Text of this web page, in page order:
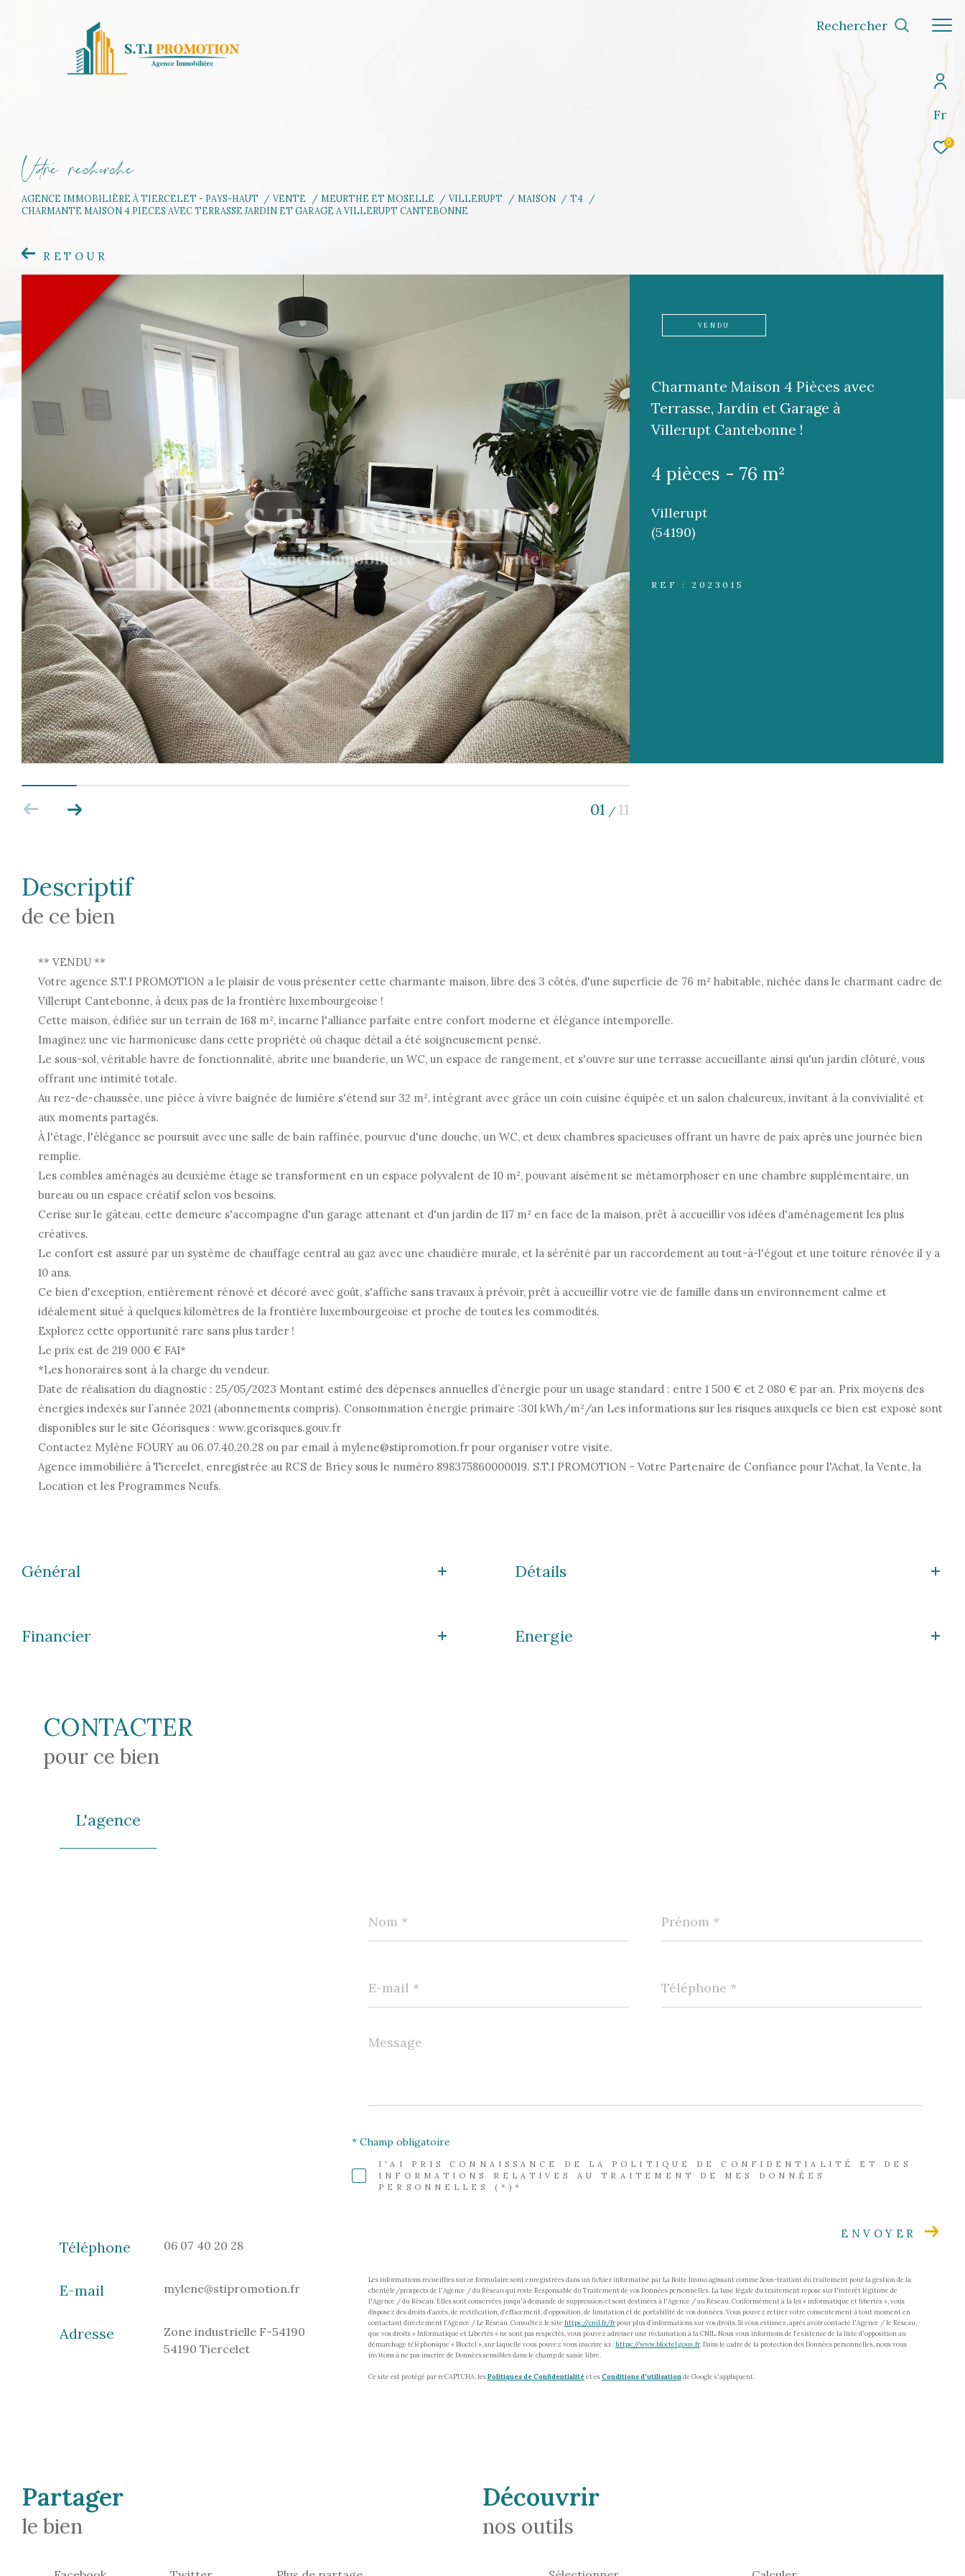
Fr
0
Rechercher
Vore recece
AGENCE IMMOBILIÈRE À TIERCELET - PAYS-HAUT VENTE MEURTHE ET MOSELLE VILLERUPT MAISON
T4
CHARMANTE MAISON 4 PIECES AVEC TERRASSE JARDIN ET GARAGE A VILLERUPT CANTEBONNE
RETOUR
01 / 11
VENDU
Charmante Maison 4 Pièces avec
Terrasse, Jardin et Garage à
Villerupt Cantebonne !
4 pièces - 76 m²
Villerupt
(54190)
REF : 2023015
descriptif
de ce bien
** VENDU **
Votre agence S.T.I PROMOTION a le plaisir de vous présenter cette charmante maison, libre des 3 côtés, d'une superficie de 76 m² habitable, nichée dans le charmant cadre de
Villerupt Cantebonne, à deux pas de la frontière luxembourgeoise !
Cette maison, édifiée sur un terrain de 168 m², incarne l'alliance parfaite entre confort moderne et élégance intemporelle.
Imaginez une vie harmonieuse dans cette propriété où chaque détail a été soigneusement pensé.
Le sous-sol, véritable havre de fonctionnalité, abrite une buanderie, un WC, un espace de rangement, et s'ouvre sur une terrasse accueillante ainsi qu'un jardin clôturé, vous
offrant une intimité totale.
Au rez-de-chaussée, une pièce à vivre baignée de lumière s'étend sur 32 m², intégrant avec grâce un coin cuisine équipée et un salon chaleureux, invitant à la convivialité et
aux moments partagés.
À l'étage, l'élégance se poursuit avec une salle de bain raffinée, pourvue d'une douche, un WC, et deux chambres spacieuses offrant un havre de paix après une journée bien
remplie.
Les combles aménagés au deuxième étage se transforment en un espace polyvalent de 10 m², pouvant aisément se métamorphoser en une chambre supplémentaire, un
bureau ou un espace créatif selon vos besoins.
Cerise sur le gâteau, cette demeure s'accompagne d'un garage attenant et d'un jardin de 117 m² en face de la maison, prêt à accueillir vos idées d'aménagement les plus
créatives.
Le confort est assuré par un système de chauffage central au gaz avec une chaudière murale, et la sérénité par un raccordement au tout-à-l'égout et une toiture rénovée il y a
10 ans.
Ce bien d'exception, entièrement rénové et décoré avec goût, s'affiche sans travaux à prévoir, prêt à accueillir votre vie de famille dans un environnement calme et
idéalement situé à quelques kilomètres de la frontière luxembourgeoise et proche de toutes les commodités.
Explorez cette opportunité rare sans plus tarder !
Le prix est de 219 000 € FAI*
*Les honoraires sont à la charge du vendeur.
Date de réalisation du diagnostic : 25/05/2023 Montant estimé des dépenses annuelles d’énergie pour un usage standard : entre 1 500 € et 2 080 € par an. Prix moyens des
énergies indexés sur l’année 2021 (abonnements compris). Consommation énergie primaire :301 kWh/m²/an Les informations sur les risques auxquels ce bien est exposé sont
disponibles sur le site Géorisques : www.georisques.gouv.fr
Contactez Mylène FOURY au 06.07.40.20.28 ou par email à mylene@stipromotion.fr pour organiser votre visite.
Agence immobilière à Tiercelet, enregistrée au RCS de Briey sous le numéro 898375860000019. S.T.I PROMOTION - Votre Partenaire de Confiance pour l'Achat, la Vente, la
Location et les Programmes Neufs.
Général Détails
Financier Energie
CONTACTER
pour ce bien
L'agence
Téléphone 06 07 40 20 28
E-mail mylene@stipromotion.fr
Adresse
Zone industrielle F-54190
54190 Tiercelet
*
*
mail
*
*
Message
J'AI PRIS CONNAISSANCE DE LA POLITIQUE DE CONFIDENTIALITÉ ET DES
INFORMATIONS RELATIVES AU TRAITEMENT DE MES DONNÉES
PERSONNELLES (*)*
* Champ obligatoire
ENVOYER
Les informations recueillies sur ce formulaire sont enregistrées dans un fichier informatisé par La Boite Immo agissant comme Sous-traitant du traitement pour la gestion de la
clientèle/prospects de l'Agence / du Réseau qui reste Responsable du Traitement de vos Données personnelles. La base légale du traitement repose sur l'intérêt légitime de
l'Agence / du Réseau. Elles sont conservées jusqu'à demande de suppression et sont destinées à l'Agence / au Réseau. Conformément à la loi « informatique et libertés », vous
disposez des droits d’accès, de rectification, d’effacement, d’opposition, de limitation et de portabilité de vos données. Vous pouvez retirer votre consentement à tout moment en
contactant directement l’Agence / Le Réseau. Consultez le site https://cnil.fr/frpour plus d’informations sur vos droits. Si vous estimez, après avoir contacté l'Agence / le Réseau,
que vos droits « Informatique et Libertés » ne sont pas respectés, vous pouvez adresser une réclamation à la CNIL. Nous vous informons de l’existence de la liste d'opposition au
démarchage téléphonique « Bloctel », sur laquelle vous pouvez vous inscrire ici :https://www.bloctel.gouv.fr. Dans le cadre de la protection des Données personnelles, nous vous
invitons à ne pas inscrire de Données sensibles dans le champ de saisie libre.
Ce site est protégé par reCAPTCHA, lesPolitiques de Confidentialitéet esConditions d'utilisation de Google s'appliquent.
partager
le bien
découvrir
nos outils